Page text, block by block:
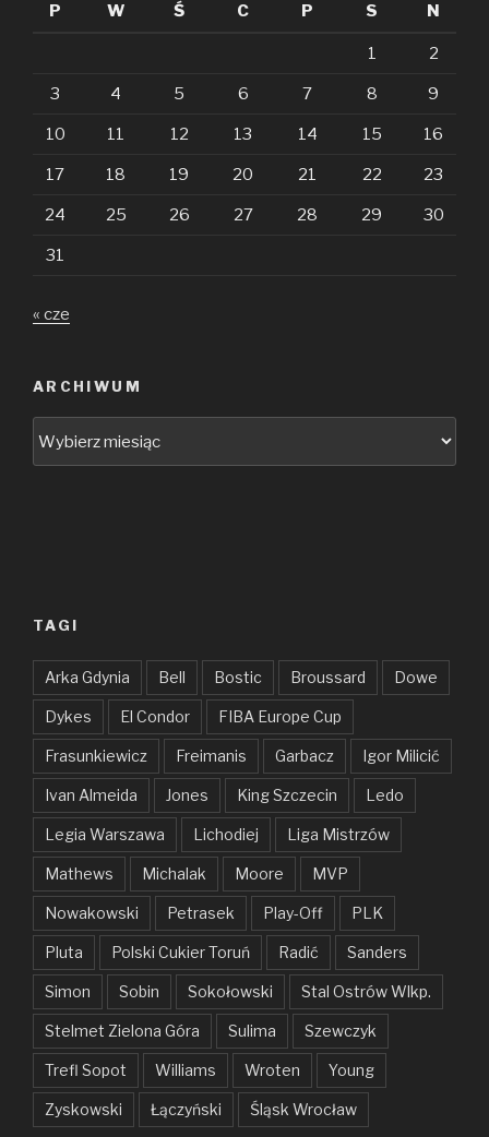
P
W Ś C P S N
1 2
3 4 5 6 7 8 9
10 11 12 13 14 15 16
17 18 19 20 21 22 23
24 25 26 27 28 29 30
31
« cze
ARCHIWUM
TAGI
Arka Gdynia Bell Bostic Broussard Dowe
Dykes El Condor FIBA Europe Cup
Frasunkiewicz Freimanis Garbacz Igor Milicić
Ivan Almeida Jones King Szczecin Ledo
Legia Warszawa Lichodiej Liga Mistrzów
Mathews Michalak Moore MVP
Nowakowski Petrasek Play-Off PLK
Pluta Polski Cukier Toruń Radić Sanders
Simon Sobin Sokołowski Stal Ostrów Wlkp.
Stelmet Zielona Góra Sulima Szewczyk
Trefl Sopot Williams Wroten Young
Zyskowski Łączyński Śląsk Wrocław